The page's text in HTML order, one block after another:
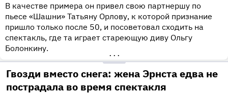
В качестве примера он привел свою партнершу по
пьесе «Шашни» Татьяну Орлову, к которой признание
пришло только после 50, и посоветовал сходить на
спектакль, где та играет стареющую диву Ольгу
Болонкину.
•••
Гвозди вместо снега: жена Эрнста едва не
пострадала во время спектакля